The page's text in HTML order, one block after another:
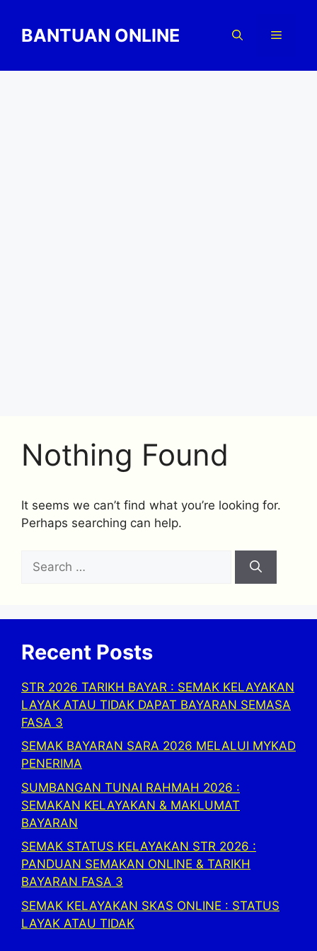
contentBANTUAN ONLINE Menu
Nothing Found
It seems we can’t find what you’re looking for.
Perhaps searching can help.
for:
Recent Posts
STR 2026 TARIKH BAYAR : SEMAK KELAYAKAN
LAYAK ATAU TIDAK DAPAT BAYARAN SEMASA
FASA 3
SEMAK BAYARAN SARA 2026 MELALUI MYKAD
PENERIMA
SUMBANGAN TUNAI RAHMAH 2026 :
SEMAKAN KELAYAKAN & MAKLUMAT
BAYARAN
SEMAK STATUS KELAYAKAN STR 2026 :
PANDUAN SEMAKAN ONLINE & TARIKH
BAYARAN FASA 3
SEMAK KELAYAKAN SKAS ONLINE : STATUS
LAYAK ATAU TIDAK